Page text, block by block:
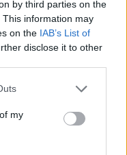
by third parties on the
This information may
on the IAB’s List of
disclose it to other
my
OLAFAQ